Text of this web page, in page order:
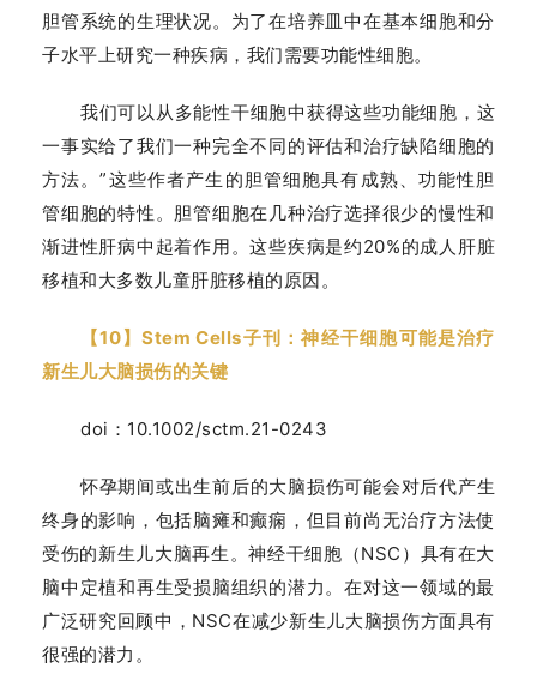
胆管系统的生理状况。为了在培养皿中在基本细胞和分
子水平上研究一种疾病，我们需要功能性细胞。
我们可以从多能性干细胞中获得这些功能细胞，这
一事实给了我们一种完全不同的评估和治疗缺陷细胞的
方法。”这些作者产生的胆管细胞具有成熟、功能性胆
管细胞的特性。胆管细胞在几种治疗选择很少的慢性和
渐进性肝病中起着作用。这些疾病是约20%的成人肝脏
移植和大多数儿童肝脏移植的原因。
【10】Stem Cells子刊：神经干细胞可能是治疗
新生儿大脑损伤的关键
doi：10.1002/sctm.21-0243
怀孕期间或出生前后的大脑损伤可能会对后代产生
终身的影响，包括脑瘫和癫痫，但目前尚无治疗方法使
受伤的新生儿大脑再生。神经干细胞（NSC）具有在大
脑中定植和再生受损脑组织的潜力。在对这一领域的最
广泛研究回顾中，NSC在减少新生儿大脑损伤方面具有
很强的潜力。